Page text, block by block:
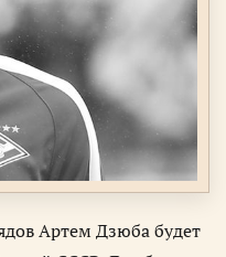
Артем Дзюба будет